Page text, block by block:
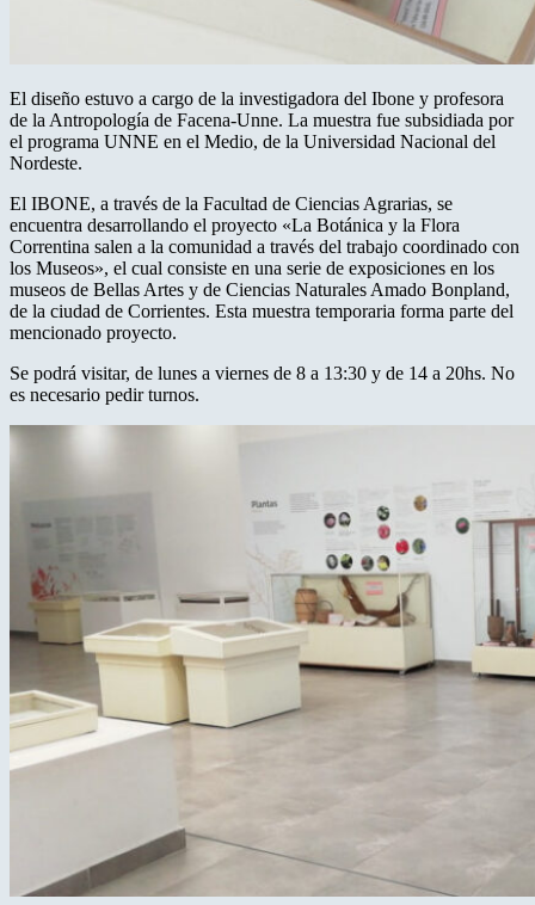
El diseño estuvo a cargo de la investigadora del Ibone y profesora
de la Antropología de Facena-Unne. La muestra fue subsidiada por
el programa UNNE en el Medio, de la Universidad Nacional del
Nordeste.
El IBONE, a través de la Facultad de Ciencias Agrarias, se
encuentra desarrollando el proyecto «La Botánica y la Flora
Correntina salen a la comunidad a través del trabajo coordinado con
los Museos», el cual consiste en una serie de exposiciones en los
museos de Bellas Artes y de Ciencias Naturales Amado Bonpland,
de la ciudad de Corrientes. Esta muestra temporaria forma parte del
mencionado proyecto.
Se podrá visitar, de lunes a viernes de 8 a 13:30 y de 14 a 20hs. No
es necesario pedir turnos.